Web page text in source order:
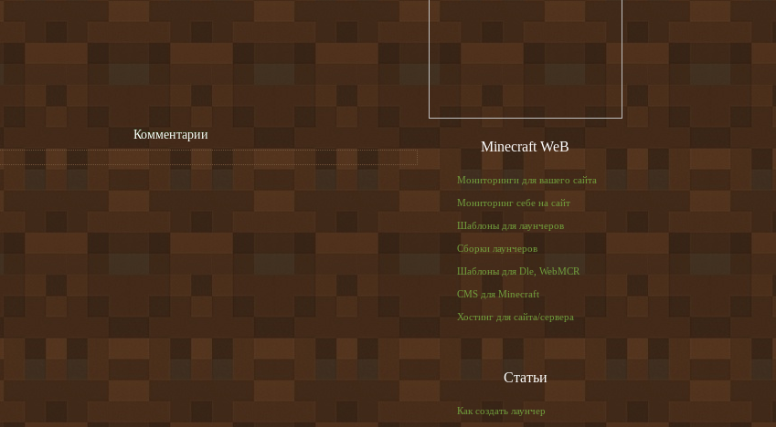
Minecraft WeB
Мониторинги для вашего сайта
Мониторинг себе на сайт
Шаблоны для лаунчеров
Сборки лаунчеров
Шаблоны для Dle, WebMCR
CMS для Minecraft
Хостинг для сайта/сервера
Статьи
Как создать лаунчер
Комментарии